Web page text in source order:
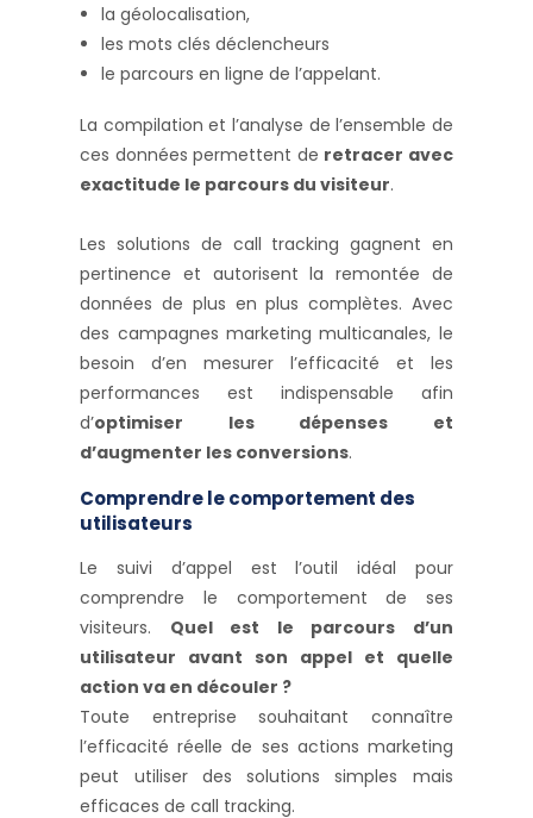
la géolocalisation,
les mots clés déclencheurs
le parcours en ligne de l’appelant.
La compilation et l’analyse de l’ensemble de
ces données permettent de retracer avec
exactitude le parcours du visiteur.
Les solutions de call tracking gagnent en
pertinence et autorisent la remontée de
données de plus en plus complètes. Avec
des campagnes marketing multicanales, le
besoin d’en mesurer l’efficacité et les
performances est indispensable afin
d’optimiser les dépenses et
d’augmenter les conversions.
Comprendre le comportement des
utilisateurs
Le suivi d’appel est l’outil idéal pour
comprendre le comportement de ses
visiteurs. Quel est le parcours d’un
utilisateur avant son appel et quelle
action va en découler ?
Toute entreprise souhaitant connaître
l’efficacité réelle de ses actions marketing
peut utiliser des solutions simples mais
efficaces de call tracking.